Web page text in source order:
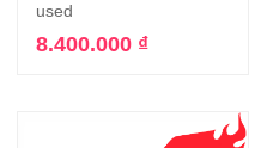
used
8.400.000 ₫